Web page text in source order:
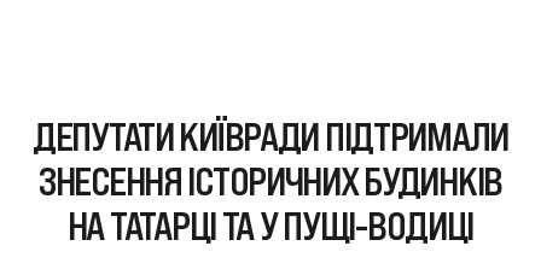
ДЕПУТАТИ КИЇВРАДИ ПІДТРИМАЛИ
ЗНЕСЕННЯ ІСТОРИЧНИХ БУДИНКІВ
НА ТАТАРЦІ ТА У ПУЩІ-ВОДИЦІ